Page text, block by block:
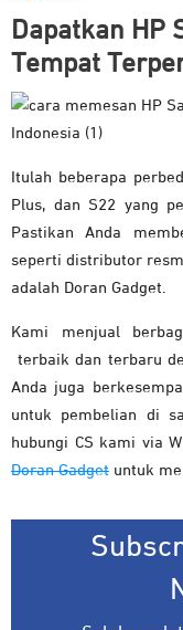
Dapatkan HP
Tempat
Itulah beberapa
Plus, dan S22 yang
Pastikan Anda
seperti distributor
adalah Doran Gadget.
Kami menjual
terbaik dan terbaru
Anda juga
untuk pembelian di
hubungi CS kami via
Doran Gadget untuk